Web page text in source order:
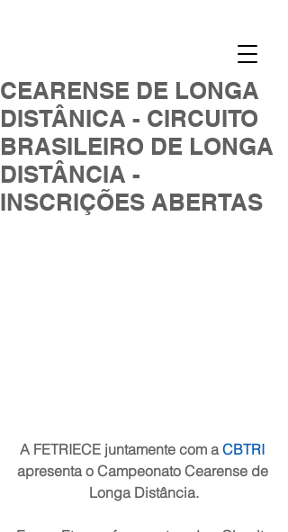
CEARENSE DE LONGA
DISTÂNICA - CIRCUITO
BRASILEIRO DE LONGA
DISTÂNCIA -
INSCRIÇÕES ABERTAS
A FETRIECE juntamente com a CBTRI
apresenta o Campeonato Cearense de
Longa Distância.